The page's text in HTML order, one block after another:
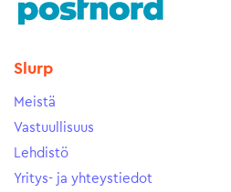
Slurp
Meistä
Vastuullisuus
Lehdistö
Yritys- ja yhteystiedot